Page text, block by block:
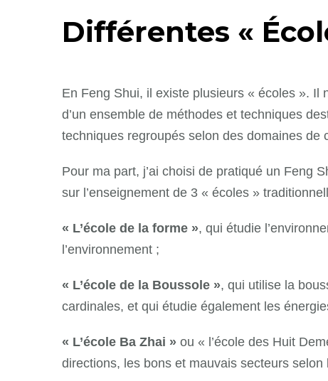
Différentes «
En Feng Shui, il existe plusieurs « écoles ». Il
d’un ensemble de méthodes et techniques
techniques regroupés selon des domaines
Pour ma part, j’ai choisi de pratiqué un Feng
sur l’enseignement de 3 « écoles »
« L’école de la forme », qui étudie
l’environnement ;
« L’école de la Boussole », qui utilise la
cardinales, et qui étudie également les
« L’école Ba Zhai » ou « l’école des Huit
directions, les bons et mauvais secteurs